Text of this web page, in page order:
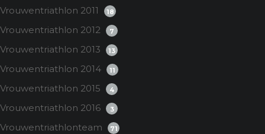
Vrouwentriathlon 2011 18
Vrouwentriathlon 2012 7
Vrouwentriathlon 2013 13
Vrouwentriathlon 2014 11
Vrouwentriathlon 2015 4
Vrouwentriathlon 2016 3
Vrouwentriathlonteam 71